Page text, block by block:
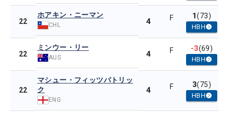
22
ホアキン・ニーマン
CHL 4 F 1(73)
HBH
22
ミンウー・リー
AUS 4 F -3(69)
HBH
22
マシュー・フィッツパトリッ
ク
ENG
4 F 3(75)
HBH